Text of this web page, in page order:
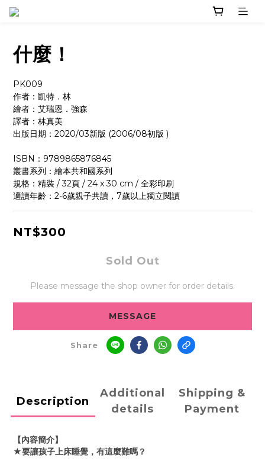
什麼！
PK009
作者：凱特．林
繪者：艾瑞恩．強森
譯者：林真美
出版日期：2020/03新版 (2006/08初版 )
ISBN：9789865876845
叢書系列：繪本共和國系列
規格：精裝 / 32頁 / 24 x 30 cm / 全彩印刷
適讀年齡：2-6歲親子共讀，7歲以上獨立閱讀
NT$300
Sold Out
Please message the shop owner for order details.
MESSAGE
Share
Description
Additional
details
Shipping &
Payment
【內容簡介】
★要讓孩子上床睡覺，有這麼難嗎？